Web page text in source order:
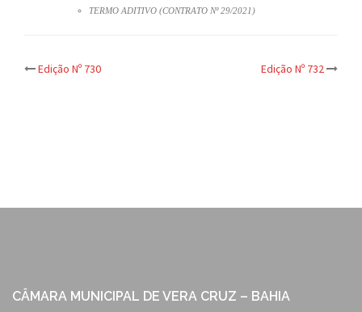
TERMO ADITIVO (CONTRATO Nº 29/2021)
Post
Edição Nº 730 Edição Nº 732
CÂMARA MUNICIPAL DE VERA CRUZ – BAHIA